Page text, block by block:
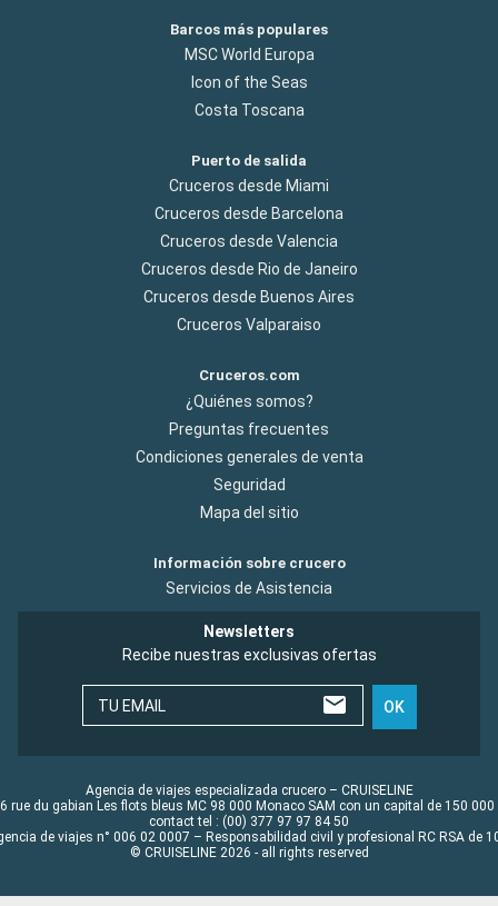
Barcos más populares
MSC World Europa
Icon of the Seas
Costa Toscana
Puerto de salida
Cruceros desde Miami
Cruceros desde Barcelona
Cruceros desde Valencia
Cruceros desde Rio de Janeiro
Cruceros desde Buenos Aires
Cruceros Valparaiso
Cruceros.com
¿Quiénes somos?
Preguntas frecuentes
Condiciones generales de venta
Seguridad
Mapa del sitio
Información sobre crucero
Servicios de Asistencia
Newsletters
Recibe nuestras exclusivas ofertas
TU EMAIL OK
Agencia de viajes especializada crucero – CRUISELINE
rue du gabian Les flots bleus MC 98 000 Monaco SAM con un capital de 150 000
contact tel : (00) 377 97 97 84 50
de viajes n° 006 02 0007 – Responsabilidad civil y profesional RC RSA de
© CRUISELINE 2026 - all rights reserved